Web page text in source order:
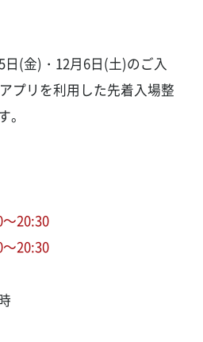
(金)・12月6日(土)のご入
プリを利用した先着入場整
～20:30
～20:30